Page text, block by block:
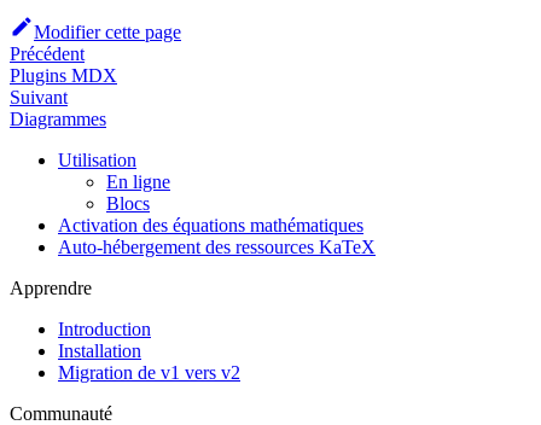
Modifier cette page
Précédent
Plugins MDX
Suivant
Diagrammes
Utilisation
En ligne
Blocs
Activation des équations mathématiques
Auto-hébergement des ressources KaTeX
Apprendre
Introduction
Installation
Migration de v1 vers v2
Communauté